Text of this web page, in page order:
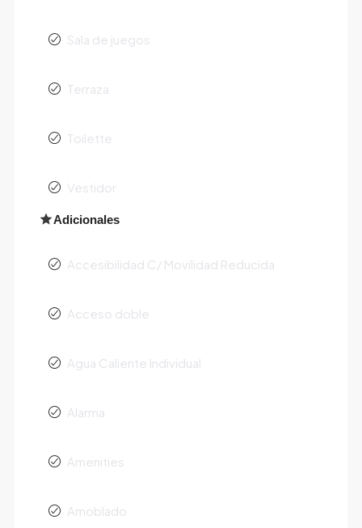
Sala de juegos
Terraza
Toilette
Vestidor
Adicionales
Accesibilidad C/ Movilidad Reducida
Acceso doble
Agua Caliente Individual
Alarma
Amenities
Amoblado